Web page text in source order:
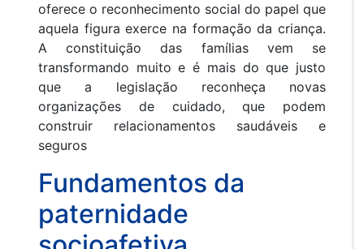
oferece o reconhecimento social do papel que
aquela figura exerce na formação da criança.
A constituição das famílias vem se
transformando muito e é mais do que justo
que a legislação reconheça novas
organizações de cuidado, que podem
construir relacionamentos saudáveis e
seguros
Fundamentos da
paternidade